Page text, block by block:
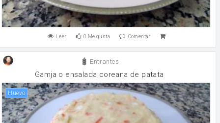
Leer 0 Me gusta Comentar
Entrantes
Gamja o ensalada coreana de patata
huevo